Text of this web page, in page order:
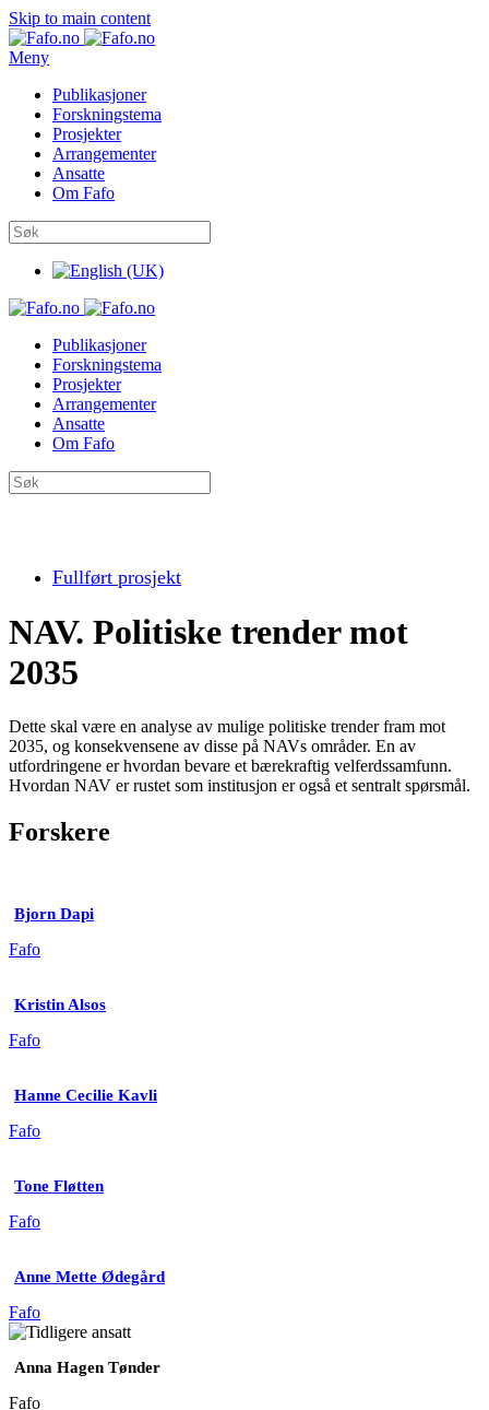
Skip to main content
Meny
Publikasjoner
Forskningstema
Prosjekter
Arrangementer
Ansatte
Om Fafo
Publikasjoner
Forskningstema
Prosjekter
Arrangementer
Ansatte
Om Fafo
Fullført prosjekt
NAV. Politiske trender mot
2035
Dette skal være en analyse av mulige politiske trender fram mot
2035, og konsekvensene av disse på NAVs områder. En av
utfordringene er hvordan bevare et bærekraftig velferdssamfunn.
Hvordan NAV er rustet som institusjon er også et sentralt spørsmål.
Forskere
Bjorn Dapi
Fafo
Kristin Alsos
Fafo
Hanne Cecilie Kavli
Fafo
Tone Fløtten
Fafo
Anne Mette Ødegård
Fafo
Anna Hagen Tønder
Fafo